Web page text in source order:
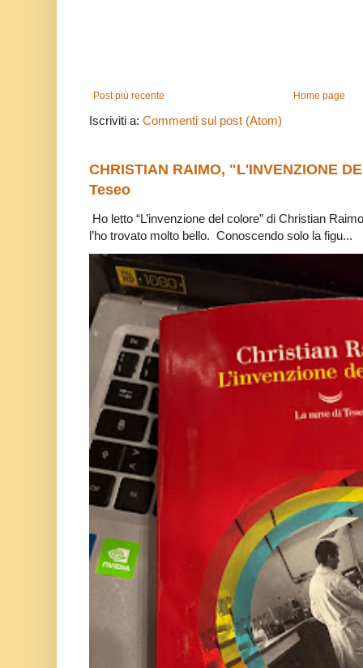
Post più recente Home page
Iscriviti a: Commenti sul post (Atom)
CHRISTIAN RAIMO, "L'INVENZIONE
Teseo
Ho letto “L’invenzione del colore” di Christian
l’ho trovato molto bello. Conoscendo solo la figu...